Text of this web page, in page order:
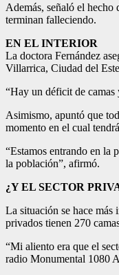
Además, señaló el hecho
terminan falleciendo.
EN EL INTERIOR
La doctora Fernández
Villarrica, Ciudad del
“Hay un déficit de
Asimismo, apuntó que
momento en el cual
“Estamos entrando en la
la población”, afirmó.
¿Y EL SECTOR
La situación se hace más
privados tienen 270
“Mi aliento era que el
radio Monumental 1080